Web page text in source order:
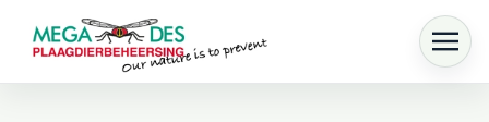
Skip to main content